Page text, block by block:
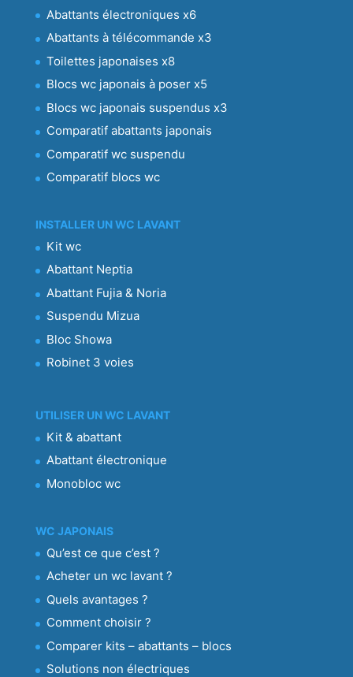
Abattants électroniques x6
Abattants à télécommande x3
Toilettes japonaises x8
Blocs wc japonais à poser x5
Blocs wc japonais suspendus x3
Comparatif abattants japonais
Comparatif wc suspendu
Comparatif blocs wc
INSTALLER UN WC LAVANT
Kit wc
Abattant Neptia
Abattant Fujia & Noria
Suspendu Mizua
Bloc Showa
Robinet 3 voies
UTILISER UN WC LAVANT
Kit & abattant
Abattant électronique
Monobloc wc
WC JAPONAIS
Qu’est ce que c’est ?
Acheter un wc lavant ?
Quels avantages ?
Comment choisir ?
Comparer kits – abattants – blocs
Solutions non électriques